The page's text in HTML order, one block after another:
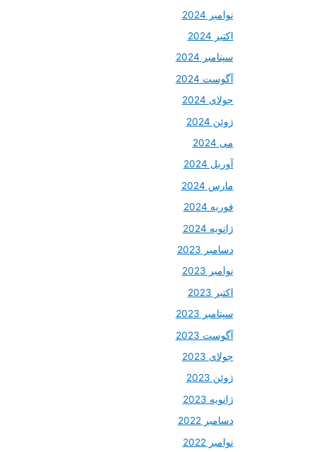
نوامبر 2024
اکتبر 2024
سپتامبر 2024
آگوست 2024
جولای 2024
ژوئن 2024
می 2024
آوریل 2024
مارس 2024
فوریه 2024
ژانویه 2024
دسامبر 2023
نوامبر 2023
اکتبر 2023
سپتامبر 2023
آگوست 2023
جولای 2023
ژوئن 2023
ژانویه 2023
دسامبر 2022
نوامبر 2022